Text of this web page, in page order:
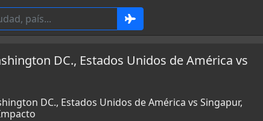
DC., Estados Unidos de América vs
DC., Estados Unidos de América vs Singapur,